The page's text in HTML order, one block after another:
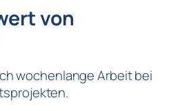
von
wochenlange Arbeit bei